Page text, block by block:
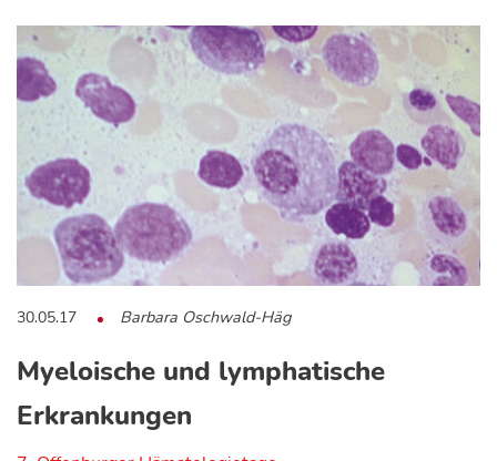
30.05.17 Barbara Oschwald-Häg
Myeloische und lymphatische
Erkrankungen